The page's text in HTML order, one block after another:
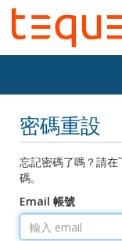
密碼重設
忘記密碼了嗎？請
碼。
Email 帳號